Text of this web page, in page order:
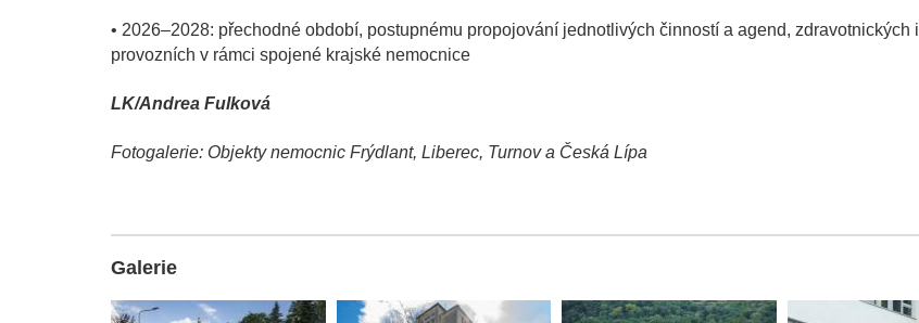
• 2026–2028: přechodné období, postupnému propojování jednotlivých činností a agend, zdravotnických i
provozních v rámci spojené krajské nemocnice
LK/Andrea Fulková
Fotogalerie: Objekty nemocnic Frýdlant, Liberec, Turnov a Česká Lípa
Galerie